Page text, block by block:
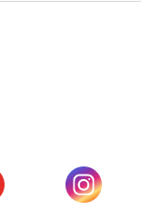
neuen Tab)
sich in einem
(öffnet